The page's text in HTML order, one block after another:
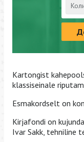
Kartongist
klassiseinale
Esmakordselt on
Kirjafondi on
Ivar Sakk, tehniline